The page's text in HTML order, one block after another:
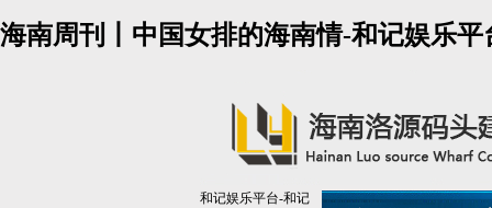
海南周刊丨中国女排的海南情-和记娱乐平
和记娱乐平台-和记